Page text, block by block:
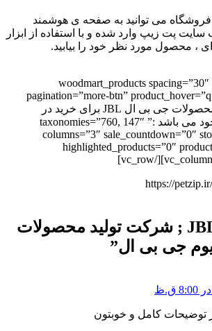
می توانید به صفحه ی هوشمند
پت زیپ وارد شده و با استفاده از ابزار
محصول مورد نظر خود را بیابید.
[woodmart_products
pagination=”more-btn”
element_title=”تمام محصولات جی بی ال JBL برای خرید در
وبسایت پت زیپ موجود می باشد :” taxonomies=”760, 147″
columns=”3″ sale_countdown=”0″
highlighted_products=”0″
https://
JBL ; شرکت تولید محصولات
جی بی ال”
توضیحات کامل و خوبتون